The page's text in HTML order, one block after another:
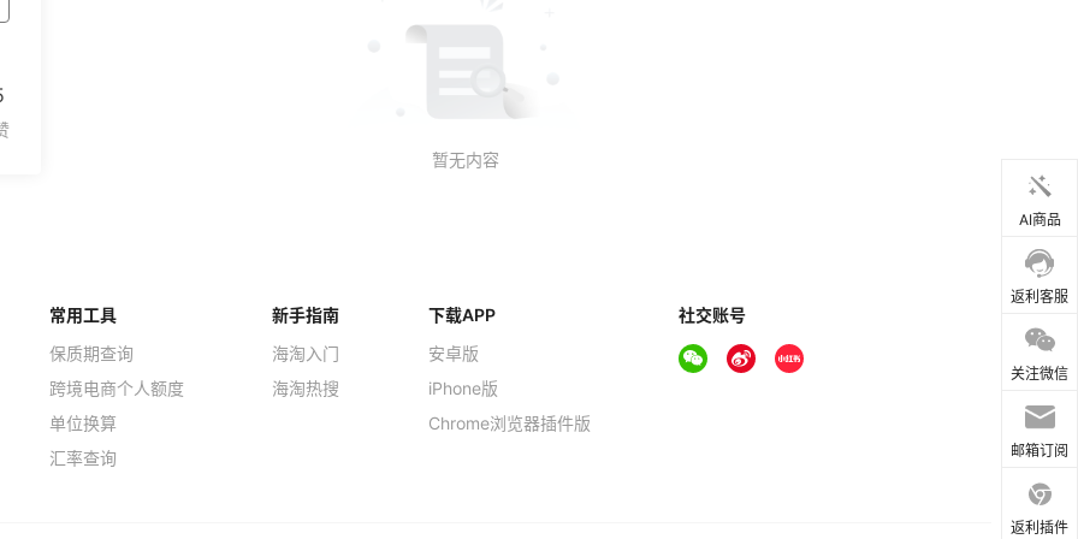
AI商品
返利客服
关注微信
邮箱订阅
返利插件
常用工具
保质期查询
跨境电商个人额度
单位换算
汇率查询
新手指南
海淘入门
海淘热搜
下载APP
安卓版
iPhone版
Chrome浏览器插件版
社交账号